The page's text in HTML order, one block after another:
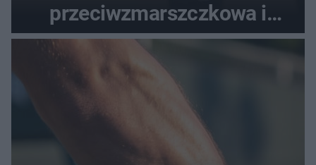
przeciwzmarszczkowa i
regenerująca